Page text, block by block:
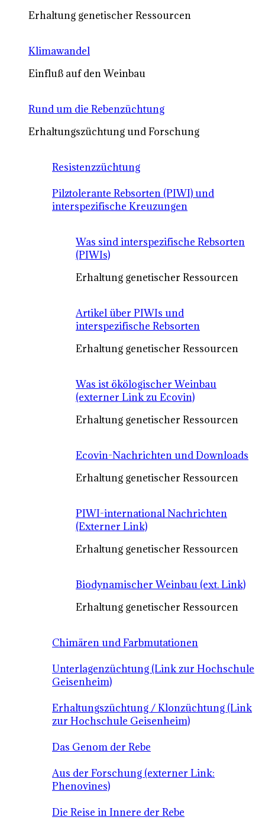
Erhaltung genetischer Ressourcen
Klimawandel
Einfluß auf den Weinbau
Rund um die Rebenzüchtung
Erhaltungszüchtung und Forschung
Resistenzzüchtung
Pilztolerante Rebsorten (PIWI) und
interspezifische Kreuzungen
Was sind interspezifische Rebsorten
(PIWIs)
Erhaltung genetischer Ressourcen
Artikel über PIWIs und
interspezifische Rebsorten
Erhaltung genetischer Ressourcen
Was ist ökölogischer Weinbau
(externer Link zu Ecovin)
Erhaltung genetischer Ressourcen
Ecovin-Nachrichten und Downloads
Erhaltung genetischer Ressourcen
PIWI-international Nachrichten
(Externer Link)
Erhaltung genetischer Ressourcen
Biodynamischer Weinbau (ext. Link)
Erhaltung genetischer Ressourcen
Chimären und Farbmutationen
Unterlagenzüchtung (Link zur Hochschule
Geisenheim)
Erhaltungszüchtung / Klonzüchtung (Link
zur Hochschule Geisenheim)
Das Genom der Rebe
Aus der Forschung (externer Link:
Phenovines)
Die Reise in Innere der Rebe